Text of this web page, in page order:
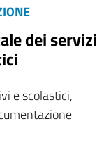
dei servizi
e scolastici,